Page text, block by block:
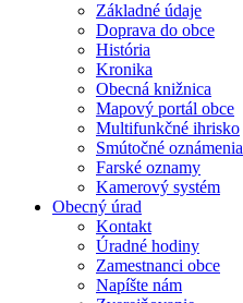
Základné údaje
Doprava do obce
História
Kronika
Obecná knižnica
Mapový portál obce
Multifunkčné ihrisko
Smútočné oznámenia
Farské oznamy
Kamerový systém
Obecný úrad
Kontakt
Úradné hodiny
Zamestnanci obce
Napíšte nám